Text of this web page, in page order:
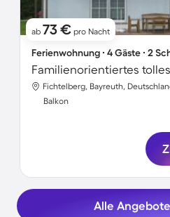
ab 73 € pro Nacht
Ferienwohnung ∙ 4 Gäste ∙ 2
Fichtelberg, Bayreuth,
Balkon
Alle